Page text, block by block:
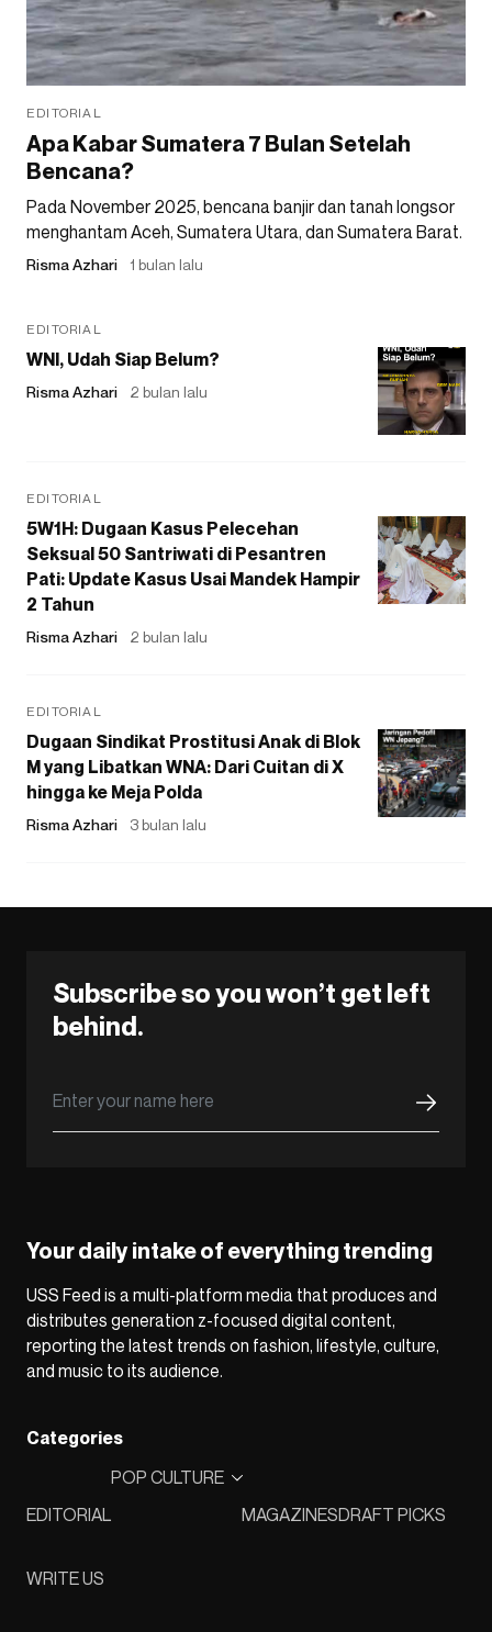
EDITORIAL
Apa Kabar Sumatera 7 Bulan Setelah
Bencana?
Pada November 2025, bencana banjir dan tanah longsor
menghantam Aceh, Sumatera Utara, dan Sumatera Barat.
Risma Azhari 1 bulan lalu
EDITORIAL
WNI, Udah Siap Belum?
Risma Azhari 2 bulan lalu
EDITORIAL
5W1H: Dugaan Kasus Pelecehan
Seksual 50 Santriwati di Pesantren
Pati: Update Kasus Usai Mandek Hampir
2 Tahun
Risma Azhari 2 bulan lalu
EDITORIAL
Dugaan Sindikat Prostitusi Anak di Blok
M yang Libatkan WNA: Dari Cuitan di X
hingga ke Meja Polda
Risma Azhari 3 bulan lalu
Subscribe so you won’t get left
behind.
Your daily intake of everything trending
USS Feed is a multi-platform media that produces and
distributes generation z-focused digital content,
reporting the latest trends on fashion, lifestyle, culture,
and music to its audience.
Categories
EDITORIAL
POP CULTURE
MAGAZINESDRAFT PICKS
WRITE US